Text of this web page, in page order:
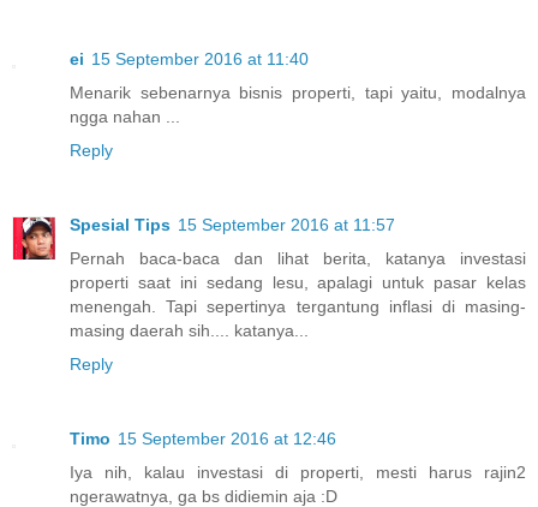
ei 15 September 2016 at 11:40
Menarik sebenarnya bisnis properti, tapi yaitu, modalnya
ngga nahan ...
Reply
Spesial Tips 15 September 2016 at 11:57
Pernah baca-baca dan lihat berita, katanya investasi
properti saat ini sedang lesu, apalagi untuk pasar kelas
menengah. Tapi sepertinya tergantung inflasi di masing-
masing daerah sih.... katanya...
Reply
Timo 15 September 2016 at 12:46
Iya nih, kalau investasi di properti, mesti harus rajin2
ngerawatnya, ga bs didiemin aja :D